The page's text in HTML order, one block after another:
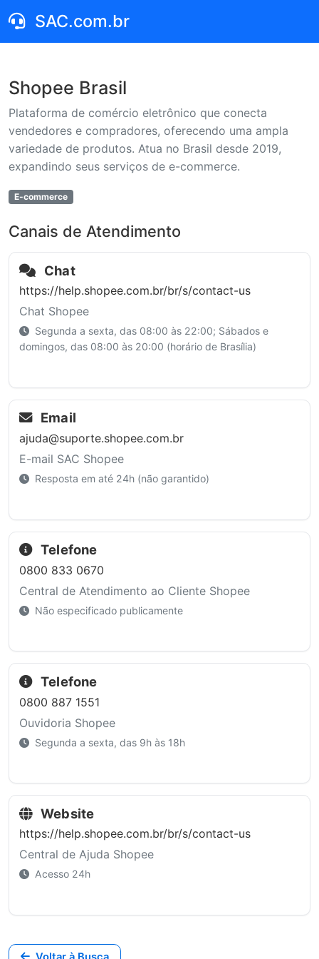
SAC.com.br
Shopee Brasil
Plataforma de comércio eletrônico que conecta
vendedores e compradores, oferecendo uma ampla
variedade de produtos. Atua no Brasil desde 2019,
expandindo seus serviços de e-commerce.
E-commerce
Canais de Atendimento
Chat
https://help.shopee.com.br/br/s/contact-us
Chat Shopee
Segunda a sexta, das 08:00 às 22:00; Sábados e
domingos, das 08:00 às 20:00 (horário de Brasília)
Email
ajuda@suporte.shopee.com.br
E-mail SAC Shopee
Resposta em até 24h (não garantido)
Telefone
0800 833 0670
Central de Atendimento ao Cliente Shopee
Não especificado publicamente
Telefone
0800 887 1551
Ouvidoria Shopee
Segunda a sexta, das 9h às 18h
Website
https://help.shopee.com.br/br/s/contact-us
Central de Ajuda Shopee
Acesso 24h